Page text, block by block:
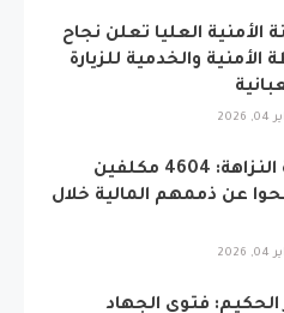
الأمنية العليا تعلن نجاح
الأمنية والخدمية للزيارة
2026
هيئة النزاهة: 4604 مكلفين
عن ذممهم المالية خلال
2026
الحكيم: فتوى الجهاد